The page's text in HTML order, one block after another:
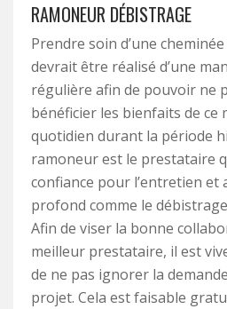
RAMONEUR DÉBISTRAGE
Prendre soin d’une
devrait être réalisé d’une
régulière afin de pouvoir ne
bénéficier les bienfaits de ce
quotidien durant la période
ramoneur est le prestataire
confiance pour l’entretien et
profond comme le
Afin de viser la bonne
meilleur prestataire, il est
de ne pas ignorer la
projet. Cela est faisable